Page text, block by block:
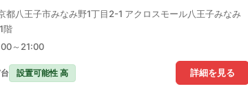
都八王子市みなみ野1丁目2-1 アクロスモール八王子みなみ
階
～21:00
詳細を見る
設置可能性 高